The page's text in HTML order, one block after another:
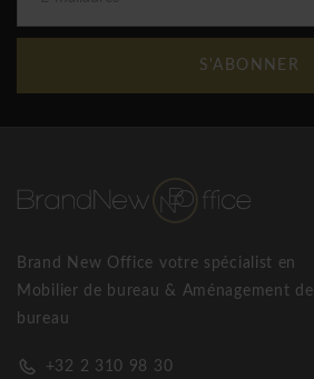
S'ABONNER
Brand New Office votre spécialist en
Mobilier de bureau & Aménagement de
bureau
+32 2 310 98 30